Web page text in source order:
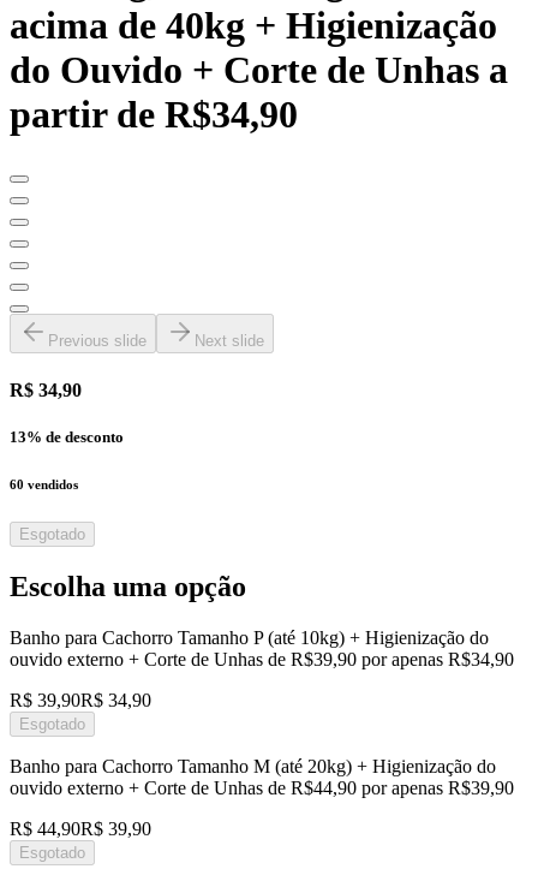
acima de 40kg + Higienização
do Ouvido + Corte de Unhas a
partir de R$34,90
Previous slide Next slide
R$ 34,90
13% de desconto
60 vendidos
Esgotado
Escolha uma opção
Banho para Cachorro Tamanho P (até 10kg) + Higienização do
ouvido externo + Corte de Unhas de R$39,90 por apenas R$34,90
R$ 39,90R$ 34,90
Esgotado
Banho para Cachorro Tamanho M (até 20kg) + Higienização do
ouvido externo + Corte de Unhas de R$44,90 por apenas R$39,90
R$ 44,90R$ 39,90
Esgotado